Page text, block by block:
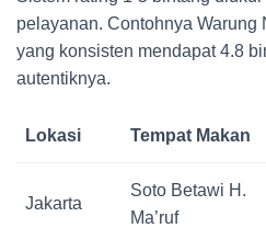
pelayanan. Contohnya Warung
yang konsisten mendapat 4.8
autentiknya.
Lokasi Tempat Makan
Jakarta
Soto Betawi H.
Ma’ruf